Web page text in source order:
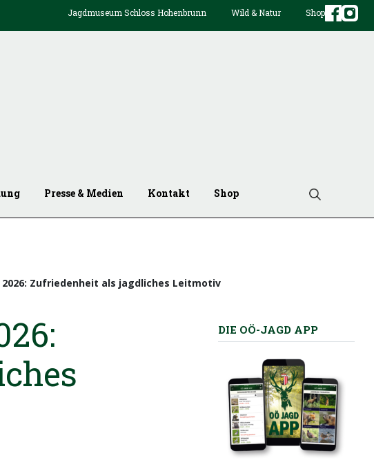
Jagdmuseum Schloss Hohenbrunn Wild & Natur Shop
Presse & Medien Kontakt Shop
Zufriedenheit als jagdliches Leitmotiv
DIE OÖ-JAGD APP